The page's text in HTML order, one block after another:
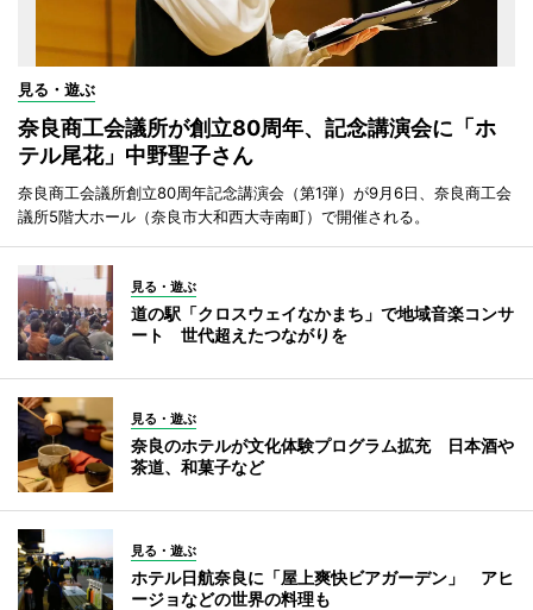
見る・遊ぶ
奈良商工会議所が創立80周年、記念講演会に「ホ
テル尾花」中野聖子さん
奈良商工会議所創立80周年記念講演会（第1弾）が9月6日、奈良商工会
議所5階大ホール（奈良市大和西大寺南町）で開催される。
見る・遊ぶ
道の駅「クロスウェイなかまち」で地域音楽コンサ
ート 世代超えたつながりを
見る・遊ぶ
奈良のホテルが文化体験プログラム拡充 日本酒や
茶道、和菓子など
見る・遊ぶ
ホテル日航奈良に「屋上爽快ビアガーデン」 アヒ
ージョなどの世界の料理も